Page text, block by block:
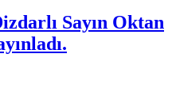
Sayın Oktan